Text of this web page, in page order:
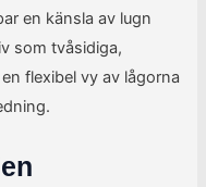
en känsla av lugn
som tvåsidiga,
flexibel vy av lågorna